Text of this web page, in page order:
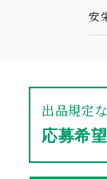
安
出品規定
応募希